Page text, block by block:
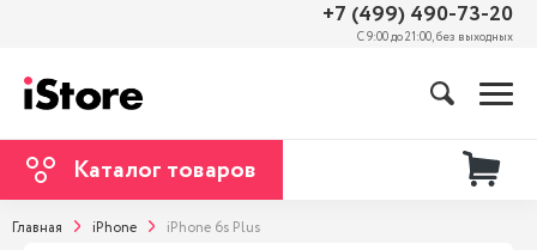
+7 (499) 490-73-20
С 9:00 до 21:00, без выходных
Каталог товаров
Главная iPhone iPhone 6s Plus